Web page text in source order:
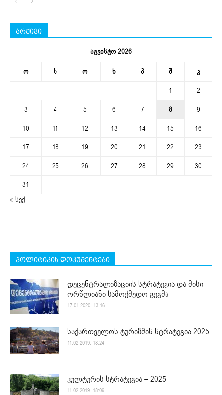
არქივი
აგვისტო 2026
ო ს ო ხ პ შ კ
1
2
3
4 5 6 7 8
9
10
11 12 13 14 15
16
17
18 19 20 21 22
23
24
25 26 27 28 29
30
31
« სექ
პოლიტიკის დოკუმენტები
დეცენტრალიზაციის სტრატეგია და მისი
ორწლიანი სამოქმედო გეგმა
17.01.2020. 13:16
საქართველოს ტურიზმის სტრატეგია 2025
11.02.2019. 18:24
კულტურის სტრატეგია – 2025
11.02.2019. 18:09